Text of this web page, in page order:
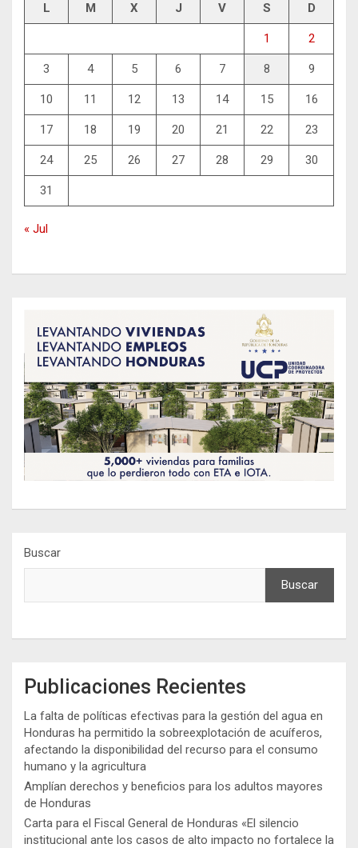
L M X J V S D
1 2
3 4 5 6 7 8 9
10 11 12 13 14 15 16
17 18 19 20 21 22 23
24 25 26 27 28 29 30
31
« Jul
Buscar
Buscar
Publicaciones Recientes
La falta de políticas efectivas para la gestión del agua en
Honduras ha permitido la sobreexplotación de acuíferos,
afectando la disponibilidad del recurso para el consumo
humano y la agricultura
Amplían derechos y beneficios para los adultos mayores
de Honduras
Carta para el Fiscal General de Honduras «El silencio
institucional ante los casos de alto impacto no fortalece la